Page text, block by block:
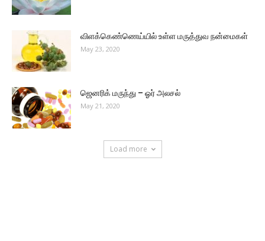
விளக்கெண்ணெய்யில் உள்ள மருத்துவ நன்மைகள்
May 23, 2020
ஜெனரிக் மருந்து – ஓர் அலசல்
May 21, 2020
Load more